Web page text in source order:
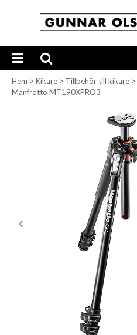
Hem > Kikare > Tillbehör till kikare >
Manfrotto MT190XPRO3